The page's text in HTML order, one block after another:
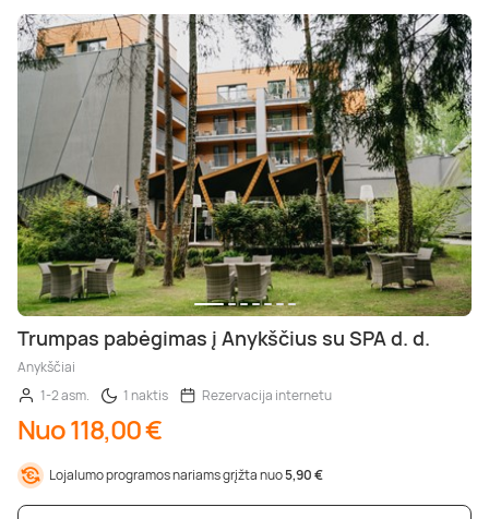
Trumpas pabėgimas į Anykščius su SPA d. d.
Anykščiai
1-2 asm.
1 naktis Rezervacija internetu
Nuo 118,00 €
Lojalumo programos nariams grįžta nuo5,90 €